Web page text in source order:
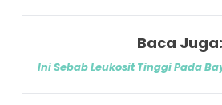
Baca Juga:
Ini Sebab Leukosit Tinggi Pada